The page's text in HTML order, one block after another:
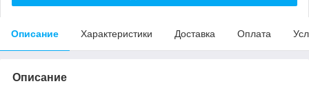
Описание Характеристики Доставка Оплата
Описание